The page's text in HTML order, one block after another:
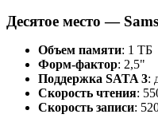
Десятое место —
Объем памяти: 1 ТБ
Форм-фактор: 2,5"
Поддержка SATA 3:
Скорость чтения:
Скорость записи: